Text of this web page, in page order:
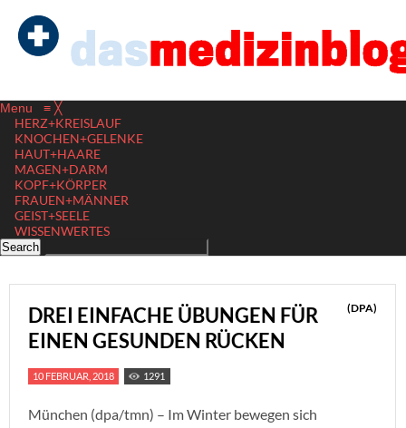
Menu ≡ ╳
HERZ+KREISLAUF
KNOCHEN+GELENKE
HAUT+HAARE
MAGEN+DARM
KOPF+KÖRPER
FRAUEN+MÄNNER
GEIST+SEELE
WISSENWERTES
DREI EINFACHE ÜBUNGEN FÜR
EINEN GESUNDEN RÜCKEN
(DPA)
10 FEBRUAR, 2018 1291
München (dpa/tmn) – Im Winter bewegen sich